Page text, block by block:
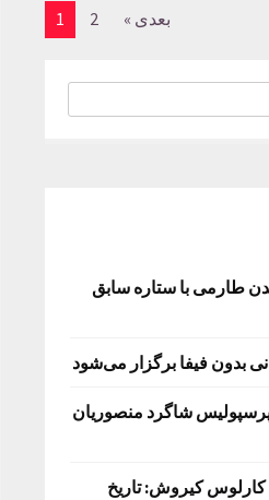
1 2 بعدی »
طارمی با ستاره سابق
بدون فیفا برگزار می‌شود
شاگرد منصوریان
کیروش: تاریخ